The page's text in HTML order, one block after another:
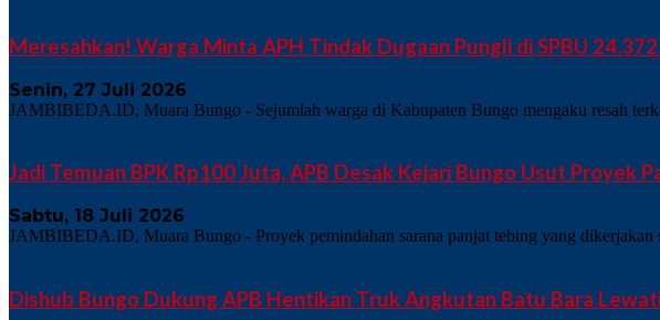
Meresahkan! Warga Minta APH Tindak Dugaan Pungli di SPBU
Senin, 27 Juli 2026
JAMBIBEDA.ID, Muara Bungo - Sejumlah warga di Kabupaten Bungo mengaku resah
Jadi Temuan BPK Rp100 Juta, APB Desak Kejari Bungo Usut Proyek
Sabtu, 18 Juli 2026
JAMBIBEDA.ID, Muara Bungo - Proyek pemindahan sarana panjat tebing yang
Dishub Bungo Dukung APB Hentikan Truk Angkutan Batu Bara